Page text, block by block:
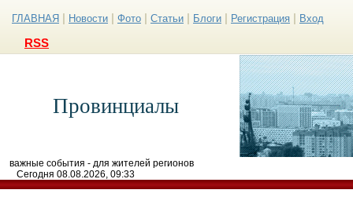
ГЛАВНАЯ Новости Фото Статьи Блоги Регистрация Вход
RSS
Провинциалы
важные события - для жителей регионов
Сегодня 08.08.2026, 09:33